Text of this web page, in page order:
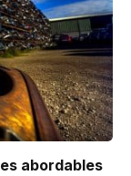
abordables